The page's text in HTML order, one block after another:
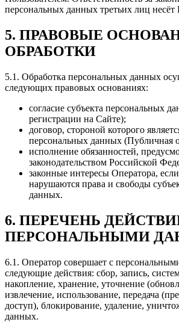
персональных данных третьих лиц несёт
5. ПРАВОВЫЕ
ОБРАБОТКИ
5.1. Обработка персональных данных
следующих правовых основаниях:
согласие субъекта персональных
регистрации на Сайте);
договор, стороной которого
персональных данных (Публичная
исполнение обязанностей,
законодательством Российской
законные интересы Оператора,
нарушаются права и свободы
данных.
6. ПЕРЕЧЕНЬ
ПЕРСОНАЛЬНЫМИ
6.1. Оператор совершает с
следующие действия: сбор, запись,
накопление, хранение, уточнение
извлечение, использование, передача
доступ), блокирование, удаление,
данных.